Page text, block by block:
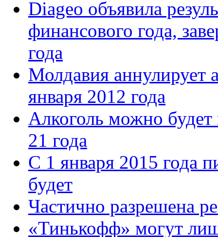
Diageo объявила
финансового года,
года
Молдавия аннулирует
января 2012 года
Алкоголь можно
21 года
С 1 января 2015 года
будет
Частично разрешена
«Тинькофф» могут